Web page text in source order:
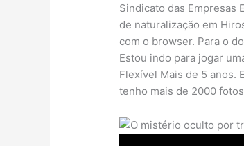
Sindicato das Empresas
de naturalização em
com o browser. Para o
Estou indo para jogar
Flexível Mais de 5 anos.
tenho mais de 2000